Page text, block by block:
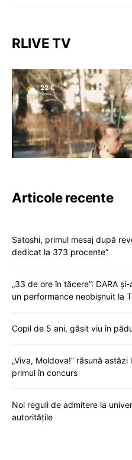
RLIVE TV
Articole recente
Satoshi, primul mesaj după
dedicat la 373 procente”
„33 de ore în tăcere”: DARA
un performance neobișnuit la
Copil de 5 ani, găsit viu în
„Viva, Moldova!” răsună
primul în concurs
Noi reguli de admitere la
autoritățile